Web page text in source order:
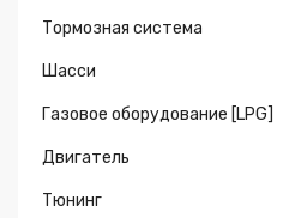
Тормозная система
Шасси
Газовое оборудование [LPG]
Двигатель
Тюнинг